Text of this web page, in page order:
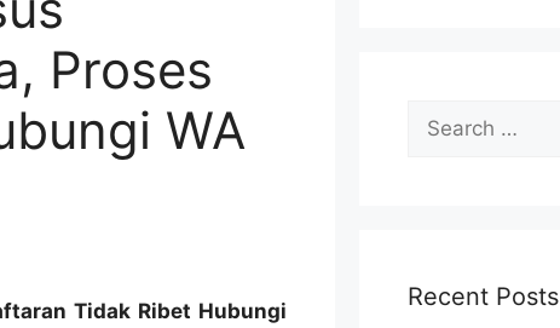
Proses
WA
Tidak Ribet Hubungi
Search
for:
Recent Posts